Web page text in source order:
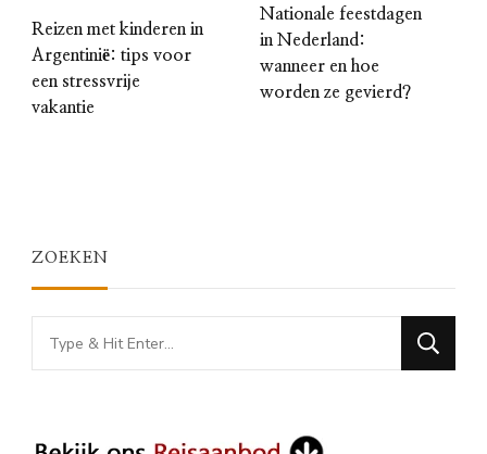
Reizen met kinderen in
Argentinië: tips voor
een stressvrije
vakantie
Nationale feestdagen
in Nederland:
wanneer en hoe
worden ze gevierd?
ZOEKEN
Looking
for